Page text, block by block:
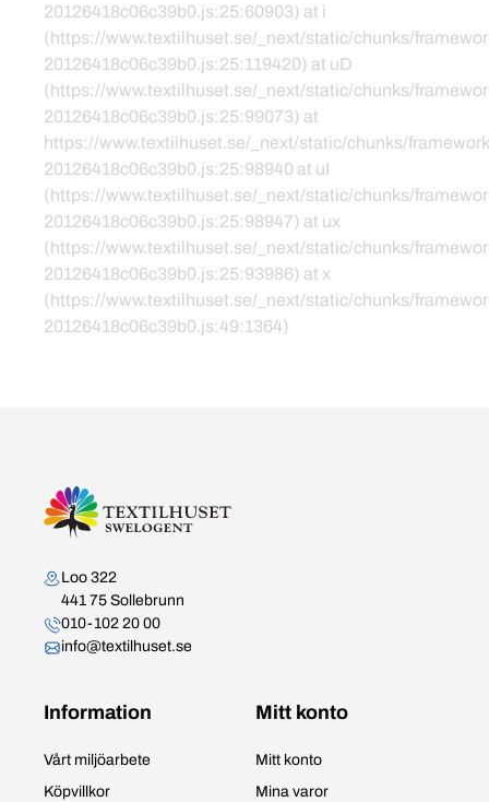
20126418c06c39b0.js:25:60903) at i
(https://www.textilhuset.se/_next/static/chunks/
20126418c06c39b0.js:25:119420) at uD
(https://www.textilhuset.se/_next/static/chunks/
20126418c06c39b0.js:25:99073) at
https://www.textilhuset.se/_next/static/chunks/
20126418c06c39b0.js:25:98940 at uI
(https://www.textilhuset.se/_next/static/chunks/
20126418c06c39b0.js:25:98947) at ux
(https://www.textilhuset.se/_next/static/chunks/
20126418c06c39b0.js:25:93986) at x
(https://www.textilhuset.se/_next/static/chunks/
20126418c06c39b0.js:49:1364)
Kontakta oss
Loo 322
441 75 Sollebrunn
010-102 20 00
info@textilhuset.se
Information
Vårt miljöarbete
Köpvillkor
Mitt konto
Mitt konto
Mina varor